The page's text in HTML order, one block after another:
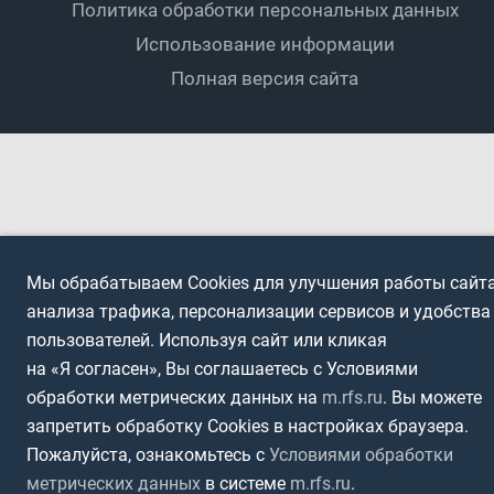
Футбольное двоеборье Ветераны
Спортсмены с ОВЗ
Политика обработки персональных данных
Использование информации
Полная версия сайта
Мы обрабатываем Cookies для улучшения работы
анализа трафика, персонализации сервисов и удобства
пользователей. Используя сайт или кликая
на «Я согласен», Вы соглашаетесь с Условиями
обработки метрических данных на m.rfs.ru. Вы можете
запретить обработку Cookies в настройках браузера.
Пожалуйста, ознакомьтесь с Условиями обработки
метрических данных в системе m.rfs.ru.